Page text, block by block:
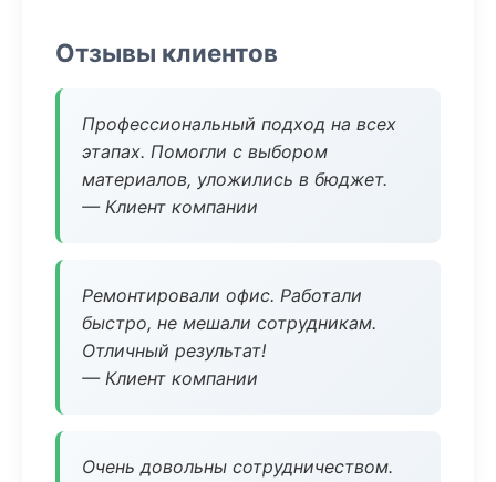
Отзывы клиентов
Профессиональный подход на всех
этапах. Помогли с выбором
материалов, уложились в бюджет.
— Клиент компании
Ремонтировали офис. Работали
быстро, не мешали сотрудникам.
Отличный результат!
— Клиент компании
Очень довольны сотрудничеством.